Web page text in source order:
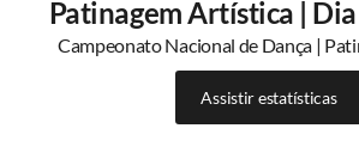
Patinagem Artística |
Campeonato Nacional de Dança |
Assistir estatísticas